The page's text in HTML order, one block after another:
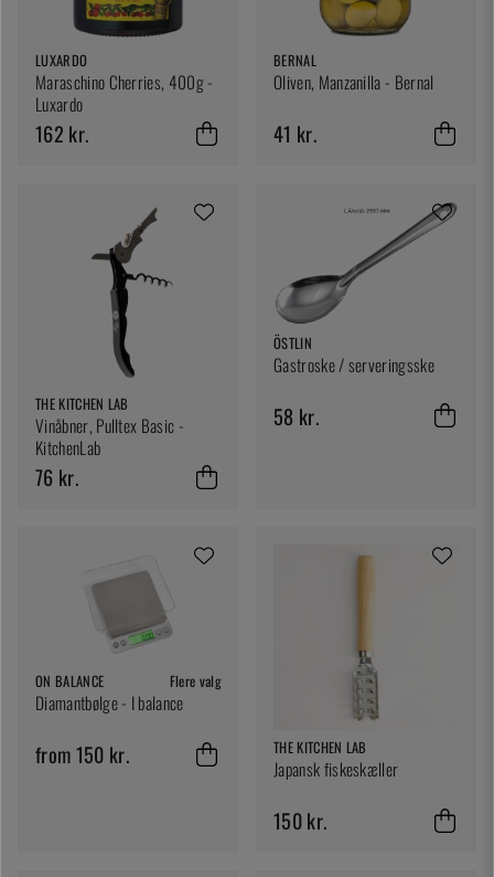
LUXARDO
Maraschino Cherries, 400g -
Luxardo
162 kr.
BERNAL
Oliven, Manzanilla - Bernal
41 kr.
THE KITCHEN LAB
Vinåbner, Pulltex Basic -
KitchenLab
76 kr.
ÖSTLIN
Gastroske / serveringsske
58 kr.
ON BALANCE Flere valg
Diamantbølge - I balance
from 150 kr. THE KITCHEN LAB
Japansk fiskeskæller
150 kr.